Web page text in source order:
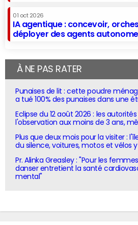
01 oct 2026
IA agentique : concevoir,
déployer des agents
À NE PAS RATER
Punaises de lit : cette poudre
a tué 100% des punaises dans une
Eclipse du 12 août 2026 : les
l'observation aux moins de 3 ans,
Plus que deux mois pour la visiter :
du silence, voitures, motos et vélos
Pr. Alinka Greasley : "Pour les
danser entretient la santé
mental"